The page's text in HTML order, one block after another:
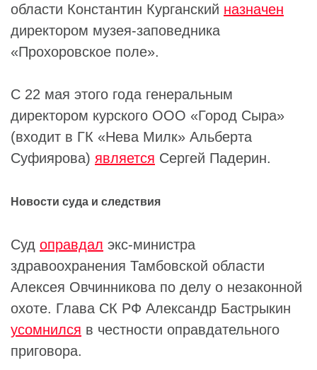
области Константин Курганский назначен
директором музея-заповедника
«Прохоровское поле».
С 22 мая этого года генеральным
директором курского ООО «Город Сыра»
(входит в ГК «Нева Милк» Альберта
Суфиярова) является Сергей Падерин.
Новости суда и следствия
Суд оправдал экс-министра
здравоохранения Тамбовской области
Алексея Овчинникова по делу о незаконной
охоте. Глава СК РФ Александр Бастрыкин
усомнился в честности оправдательного
приговора.